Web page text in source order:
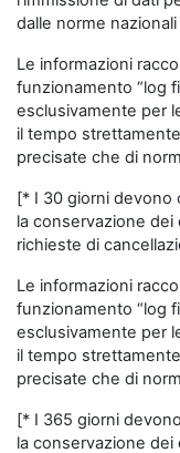
dalle norme
Le informazioni
funzionamento “log
esclusivamente per
il tempo
precisate che di
[* I 30 giorni devono
la conservazione dei
richieste di
Le informazioni
funzionamento “log
esclusivamente per
il tempo
precisate che di
[* I 365 giorni
la conservazione dei